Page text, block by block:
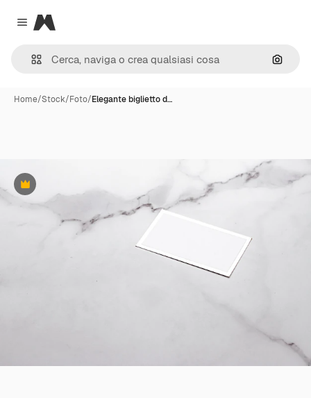
Close menu
Magnific
Cerca
Home/Stock/Foto/Elegante biglietto d…
Premium